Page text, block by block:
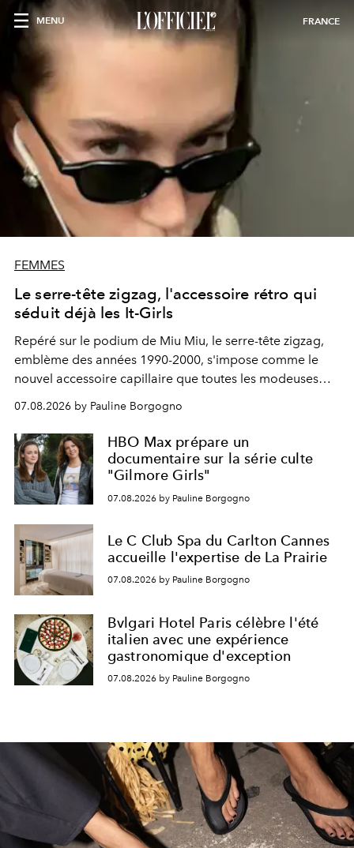
MENU FRANCE
FEMMES
Le serre-tête zigzag, l'accessoire rétro qui
séduit déjà les It-Girls
Repéré sur le podium de Miu Miu, le serre-tête zigzag,
emblème des années 1990-2000, s'impose comme le
nouvel accessoire capillaire que toutes les modeuses
s'arrachent déjà.
07.08.2026 by Pauline Borgogno
HBO Max prépare un
documentaire sur la série culte
"Gilmore Girls"
07.08.2026 by Pauline Borgogno
Le C Club Spa du Carlton Cannes
accueille l'expertise de La Prairie
07.08.2026 by Pauline Borgogno
Bvlgari Hotel Paris célèbre l'été
italien avec une expérience
gastronomique d'exception
07.08.2026 by Pauline Borgogno